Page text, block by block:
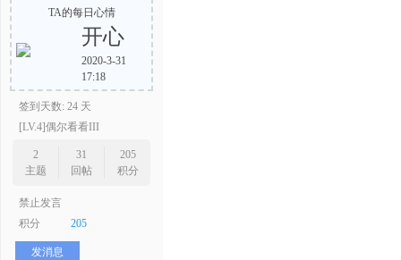
TA的每日心情
开心
2020-3-31
17:18
签到天数: 24 天
[LV.4]偶尔看看III
2
主题
31
回帖
205
积分
禁止发言
积分
205
发消息